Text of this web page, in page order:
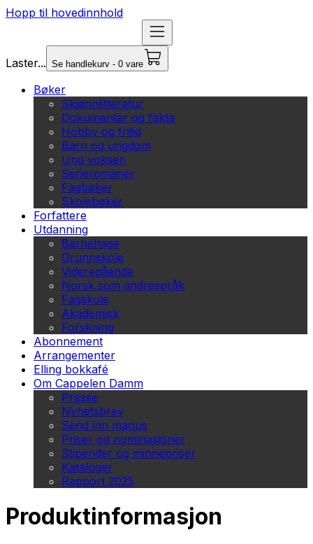
Hopp til hovedinnhold
Laster... Se handlekurv - 0 vare
Bøker
Skjønnlitteratur
Dokumentar og fakta
Hobby og fritid
Barn og ungdom
Ung voksen
Serieromaner
Fagbøker
Skolebøker
Forfattere
Utdanning
Barnehage
Grunnskole
Videregående
Norsk som andrespråk
Fagskole
Akademisk
Forskning
Abonnement
Arrangementer
Elling bokkafé
Om Cappelen Damm
Presse
Nyhetsbrev
Send inn manus
Priser og nominasjoner
Stipender og minnepriser
Kataloger
Rapport 2025
Produktinformasjon